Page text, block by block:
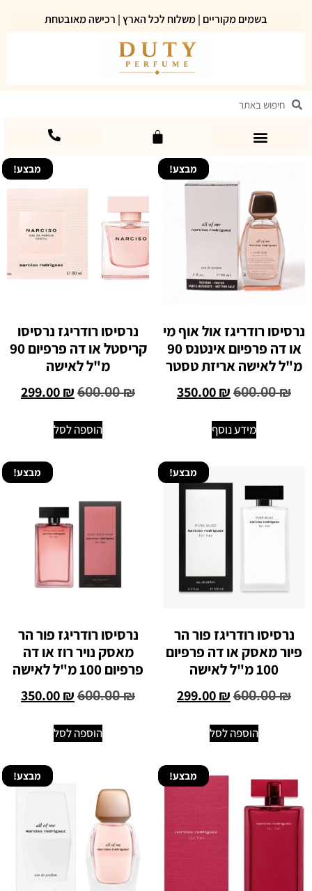
בשמים מקוריים | משלוח לכל הארץ | רכישה מאובטחת
מבצע!
נרסיסו רודריגז אול אוף מי
או דה פרפיום אינטנס 90
מ"ל לאישה אריזת טסטר
600.00₪
350.00₪
מידע נוסף
מבצע!
נרסיסו רודריגז נרסיסו
קריסטל או דה פרפיום 90
מ"ל לאישה
600.00₪
299.00₪
הוספה לסל
מבצע!
נרסיסו רודריגז פור הר
פיור מאסק או דה פרפיום
100 מ"ל לאישה
600.00₪
299.00₪
הוספה לסל
מבצע!
נרסיסו רודריגז פור הר
מאסק נויר רוז או דה
פרפיום 100 מ"ל לאישה
600.00₪
350.00₪
הוספה לסל
מבצע! מבצע!